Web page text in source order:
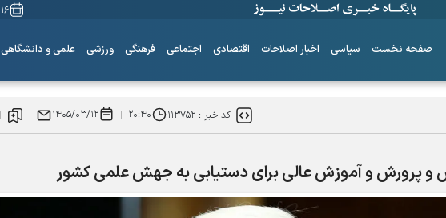
۱۶ مرداد ۱۴۰۵
صفحه نخست سیاسی اخبار اصلاحات اقتصادی اجتماعی فرهنگی ورزشی علمی و دانشگاهی
کد خبر :۱۱۳۷۵۲ ۲۰:۴۰ ۱۴۰۵/۰۳/۱۲
و پرورش و آموزش عالی برای دستیابی به جهش علمی کشور